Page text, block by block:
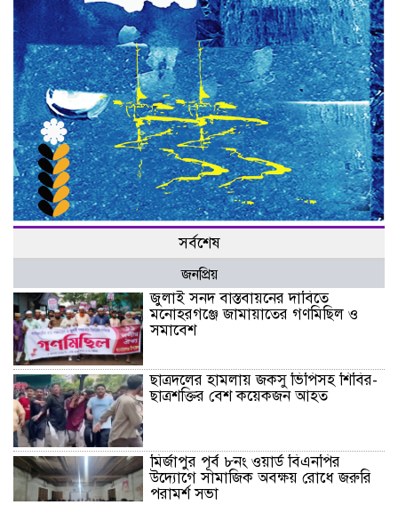
সর্বশেষ
জনপ্রিয়
জুলাই সনদ বাস্তবায়নের দাবিতে
মনোহরগঞ্জে জামায়াতের গণমিছিল ও
সমাবেশ
ছাত্রদলের হামলায় জকসু ভিপিসহ শিবির-
ছাত্রশক্তির বেশ কয়েকজন আহত
মির্জাপুর পূর্ব ৮নং ওয়ার্ড বিএনপির
উদ্যোগে সামাজিক অবক্ষয় রোধে জরুরি
পরামর্শ সভা